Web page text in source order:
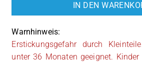
IN DEN
Warnhinweis:
Erstickungsgefahr durch
unter 36 Monaten geeignet.